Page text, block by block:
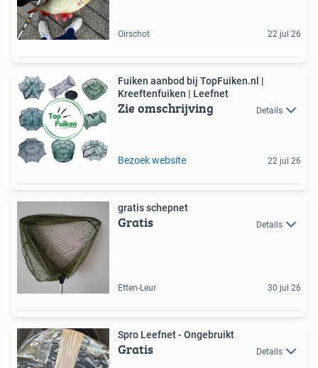
Oirschot 22 jul 26
Fuiken aanbod bij TopFuiken.nl |
Kreeftenfuiken | Leefnet
Zie omschrijving Details
Bezoek website 22 jul 26
gratis schepnet
Gratis Details
Etten-Leur 30 jul 26
Spro Leefnet - Ongebruikt
Gratis Details